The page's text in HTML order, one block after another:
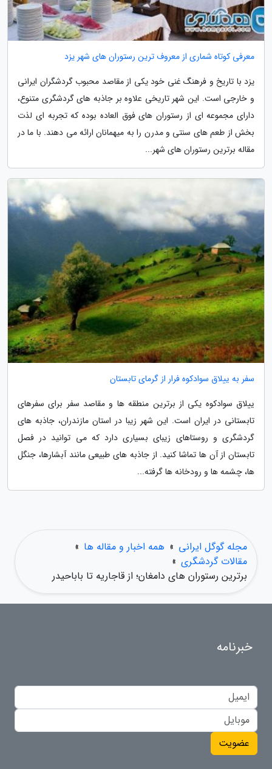
معرفی کوتاه شماری از معروف ترین رستوران های شهر یزد
یزد با تاریخ و فرهنگ غنی خود یکی از مقاصد محبوب گردشگران ایرانی
و خارجی است. این شهر تاریخی علاوه بر جاذبه های گردشگری متنوع،
دارای مجموعه ای از رستوران های فوق العاده بوده که تجربه ای لذت
بخش از طعم های سنتی و مدرن را به میهمانان ارائه می دهند. با ما در
مقاله برترین رستوران های شهر...
سفر به ییلاق سوادکوه فرار از گرمای تابستان
ییلاق سوادکوه یکی از برترین منطقه ها و مقاصد سفر برای سفرهای
تابستانی در ایران است. این شهر زیبا در استان مازندران، جاذبه های
گردشگری و روستاهای زیبای بسیاری دارد که می توانید در فصل
تابستان از آن ها تماشا کنید. از جاذبه های طبیعی مانند آبشارها، جنگل
ها، چشمه ها و رودخانه ها گرفته...
مجله گوگل ایرانی » همه اخبار و مقاله ها »
مقالات گردشگری »
برترین رستوران های دامغان؛ از قاجاریه تا باباحیدر
خبرنامه
عضویت